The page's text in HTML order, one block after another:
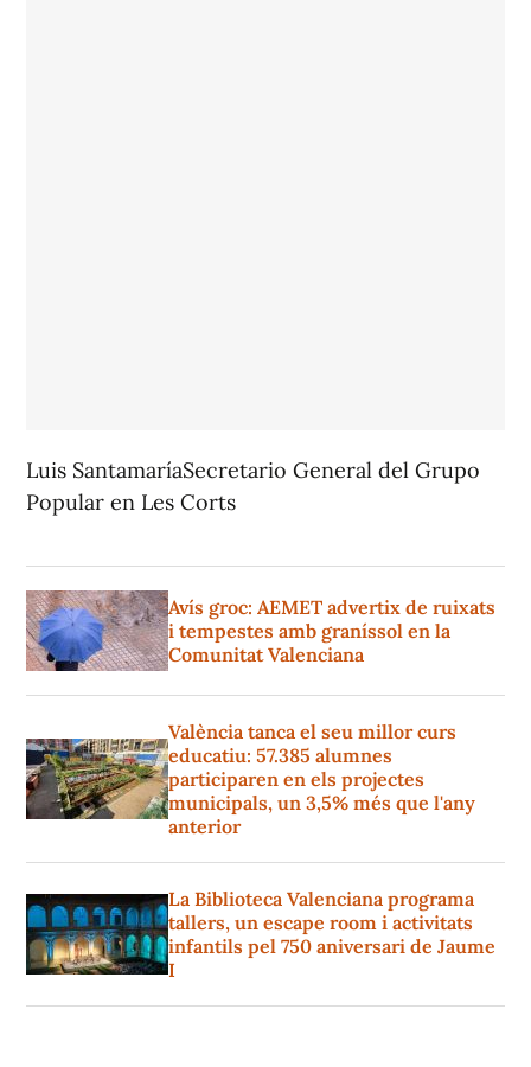
Luis SantamaríaSecretario General del Grupo
Popular en Les Corts
Avís groc: AEMET advertix de ruixats
i tempestes amb graníssol en la
Comunitat Valenciana
València tanca el seu millor curs
educatiu: 57.385 alumnes
participaren en els projectes
municipals, un 3,5% més que l'any
anterior
La Biblioteca Valenciana programa
tallers, un escape room i activitats
infantils pel 750 aniversari de Jaume
I